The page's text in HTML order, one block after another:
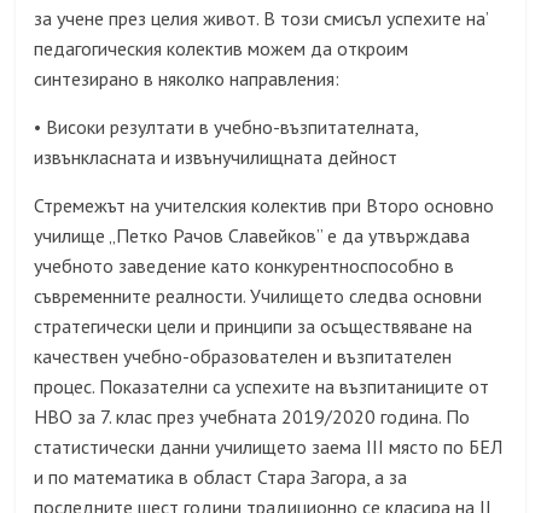
за учене през целия живот. В този смисъл успехите на’
педагогическия колектив можем да откроим
синтезирано в няколко направления:
• Високи резултати в учебно-възпитателната,
извънкласната и извънучилищната дейност
Стремежът на учителския колектив при Второ основно
училище „Петко Рачов Славейков” е да утвърждава
учебното заведение като конкурентноспособно в
съвременните реалности. Училището следва основни
стратегически цели и принципи за осъществяване на
качествен учебно-образователен и възпитателен
процес. Показателни са успехите на възпитаниците от
НВО за 7. клас през учебната 2019/2020 година. По
статистически данни училището заема III място по БЕЛ
и по математика в област Стара Загора, а за
последните шест години традиционно се класира на II